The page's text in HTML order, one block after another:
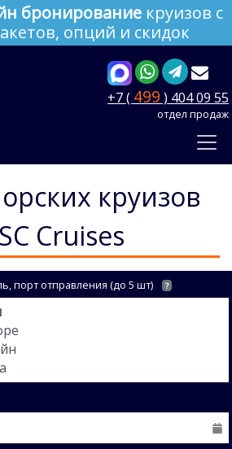
бронирование круизов с
опций и скидок
+7 ( 499 ) 404 09 55
отдел продаж
круизов
Cruises
порт отправления (до 5 шт) ?